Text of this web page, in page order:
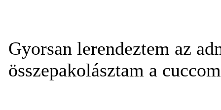
Gyorsan lerendeztem az
összepakolásztam a